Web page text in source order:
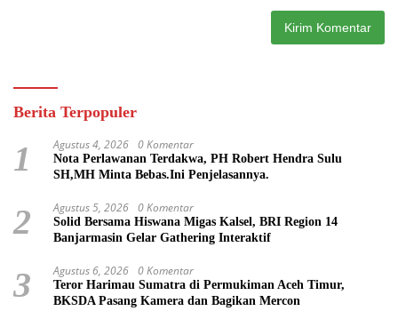
Berita Terpopuler
1 Agustus 4, 2026 0 Komentar
Nota Perlawanan Terdakwa, PH Robert Hendra Sulu
SH,MH Minta Bebas.Ini Penjelasannya.
2 Agustus 5, 2026 0 Komentar
Solid Bersama Hiswana Migas Kalsel, BRI Region 14
Banjarmasin Gelar Gathering Interaktif
3 Agustus 6, 2026 0 Komentar
Teror Harimau Sumatra di Permukiman Aceh Timur,
BKSDA Pasang Kamera dan Bagikan Mercon